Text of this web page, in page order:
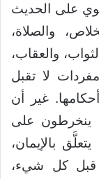
على الحديث
والصلاة،
والعقاب،
لا تقبل
غير أن
ينخرطون على
بالإيمان،
قبل كل شيء،